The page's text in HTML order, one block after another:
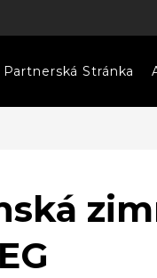
Partnerská Stránka